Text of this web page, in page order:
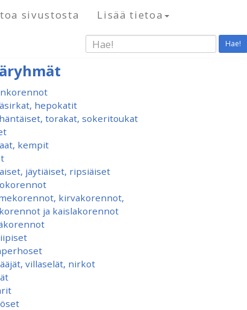
sivustosta Lisää tietoa
Hae!
hepokatit
torakat, sokeritoukat
kempit
jäytiäiset, ripsiäiset
kirvakorennot,
ja kaislakorennot
villaselät, nirkot